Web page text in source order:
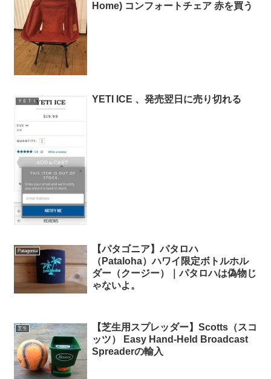
Home) コンフォートチェア 赤を買う
ＹＥＴＩ YETI ICE 、発売翌日に売り切れる
Patagonia
【パタゴニア】パタロハ
（Pataloha）ハワイ限定ボトルホル
ダー（クージー）｜パタロハは偽物じ
ゃないよ。
芝生
【芝生用スプレッダー】Scotts（スコ
ッツ） Easy Hand-Held Broadcast
Spreaderの輸入